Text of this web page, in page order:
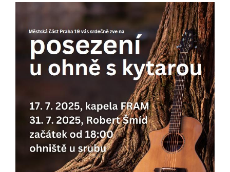
Jejich pomocí
určujeme
počet návštěv
a zdroje
návštěv našich
internetových
stránek. Data
získaná
pomocí
těchto
cookies
zpracováváme
souhrnně, bez
použití